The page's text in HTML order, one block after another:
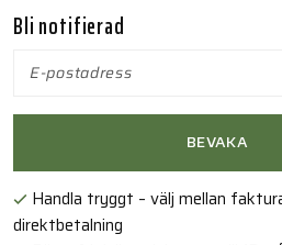
Bli notifierad
BEVAKA
Handla tryggt – välj mellan
direktbetalning